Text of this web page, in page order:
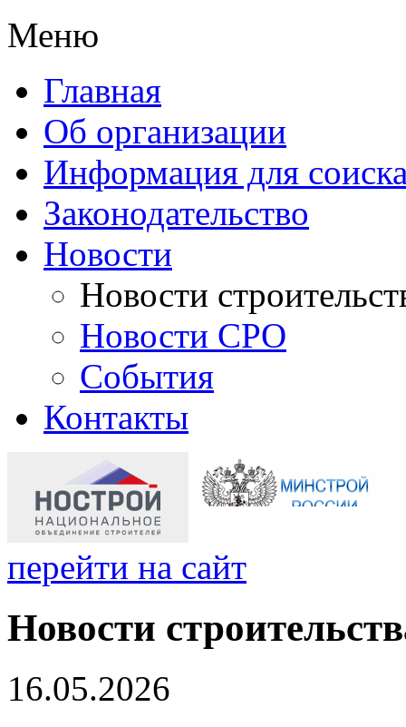
Меню
Главная
Об организации
Информация для
Законодательство
Новости
Новости
Новости СРО
События
Контакты
перейти на сайт
Новости
16.05.2026